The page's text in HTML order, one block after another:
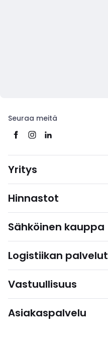
Seuraa meitä
Yritys
Hinnastot
Sähköinen kauppa
Logistiikan palvelut
Vastuullisuus
Asiakaspalvelu